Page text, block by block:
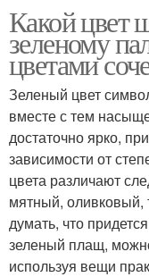
Какой цвет
зеленому
цветами
Зеленый цвет
вместе с тем
достаточно ярко,
зависимости от
цвета различают
мятный, оливковый,
думать, что
зеленый плащ,
используя вещи